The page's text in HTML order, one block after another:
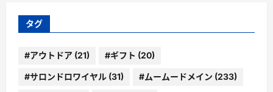
ー
タグ
#アウトドア (21) #ギフト (20)
#サロンドロワイヤル (31) #ムームードメイン (233)